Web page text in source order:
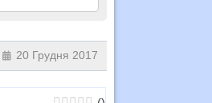
20 Грудня 2017